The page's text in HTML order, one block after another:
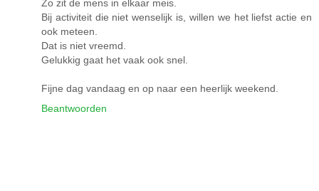
Zo zit de mens in elkaar meis.
Bij activiteit die niet wenselijk is, willen we het liefst actie en
ook meteen.
Dat is niet vreemd.
Gelukkig gaat het vaak ook snel.
Fijne dag vandaag en op naar een heerlijk weekend.
Beantwoorden